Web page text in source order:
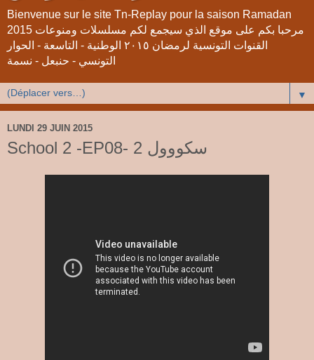
Bienvenue sur le site Tn-Replay pour la saison Ramadan
2015 مرحبا بكم على موقع الذي سيجمع لكم مسلسلات ومنوعات
القنوات التونسية لرمضان ٢٠١٥ الوطنية - التاسعة - الحوار
التونسي - حنبعل - نسمة
▼
LUNDI 29 JUIN 2015
School 2 -EP08- 2 سكووول